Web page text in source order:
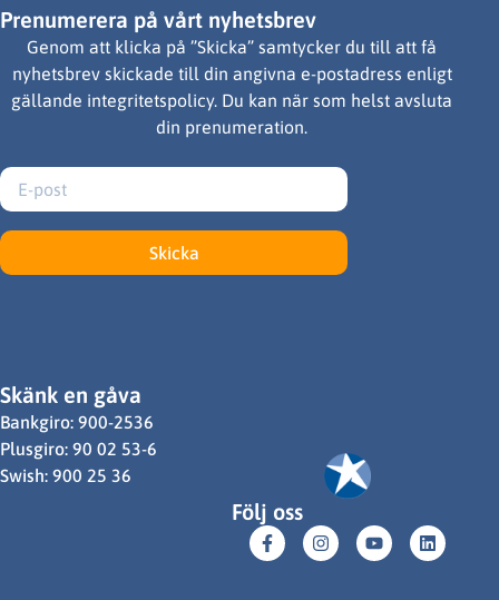
Prenumerera på vårt nyhetsbrev
Genom att klicka på ”Skicka” samtycker du till att få
nyhetsbrev skickade till din angivna e-postadress enligt
gällande integritetspolicy. Du kan när som helst avsluta
din prenumeration.
Skicka
Skänk en gåva
Bankgiro: 900-2536
Plusgiro: 90 02 53-6
Swish: 900 25 36
Följ oss